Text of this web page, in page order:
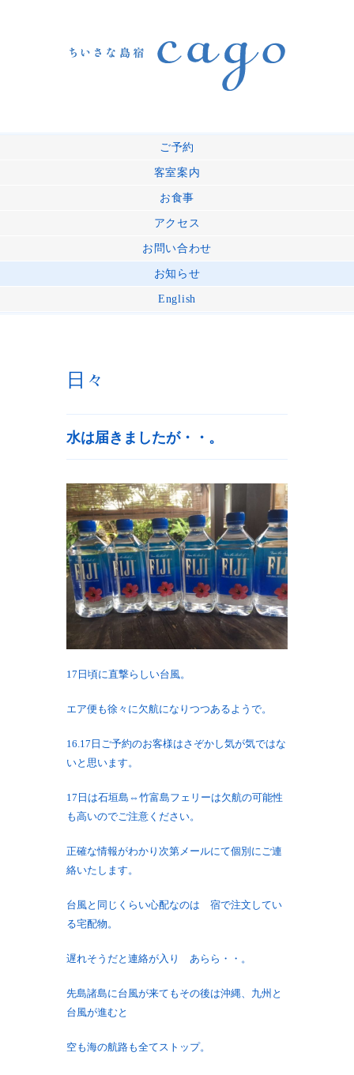
ご予約
客室案内
お食事
アクセス
お問い合わせ
お知らせ
English
日々
水は届きましたが・・。
17日頃に直撃らしい台風。
エア便も徐々に欠航になりつつあるようで。
16.17日ご予約のお客様はさぞかし気が気ではな
いと思います。
17日は石垣島⇔竹富島フェリーは欠航の可能性
も高いのでご注意ください。
正確な情報がわかり次第メールにて個別にご連
絡いたします。
台風と同じくらい心配なのは 宿で注文してい
る宅配物。
遅れそうだと連絡が入り あらら・・。
先島諸島に台風が来てもその後は沖縄、九州と
台風が進むと
空も海の航路も全てストップ。